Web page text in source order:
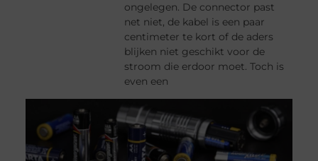
ongelegen. De connector past
net niet, de kabel is een paar
centimeter te kort of de aders
blijken niet geschikt voor de
stroom die erdoor moet. Toch is
even een